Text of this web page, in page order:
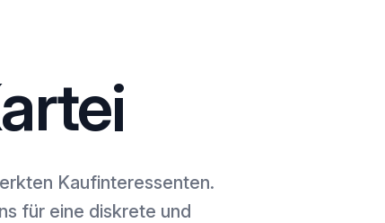
Kaufinteressenten.
für eine diskrete und